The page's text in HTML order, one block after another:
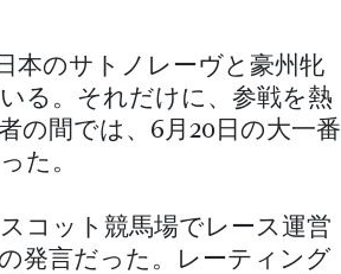
本のサトノレーヴと豪州牝
る。それだけに、参戦を熱
の間では、6月20日の大一番
た。
コット競馬場でレース運営
発言だった。レーティング